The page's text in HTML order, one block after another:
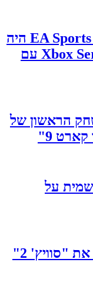
מכירות 2024 באירופה: EA Sports FC 25 היה
המשחק הנמכר ביותר. Xbox Series X|S עם
הראשון של
על
מוכנים? נינטנדו תחשוף השבוע את "סוויץ' 2"